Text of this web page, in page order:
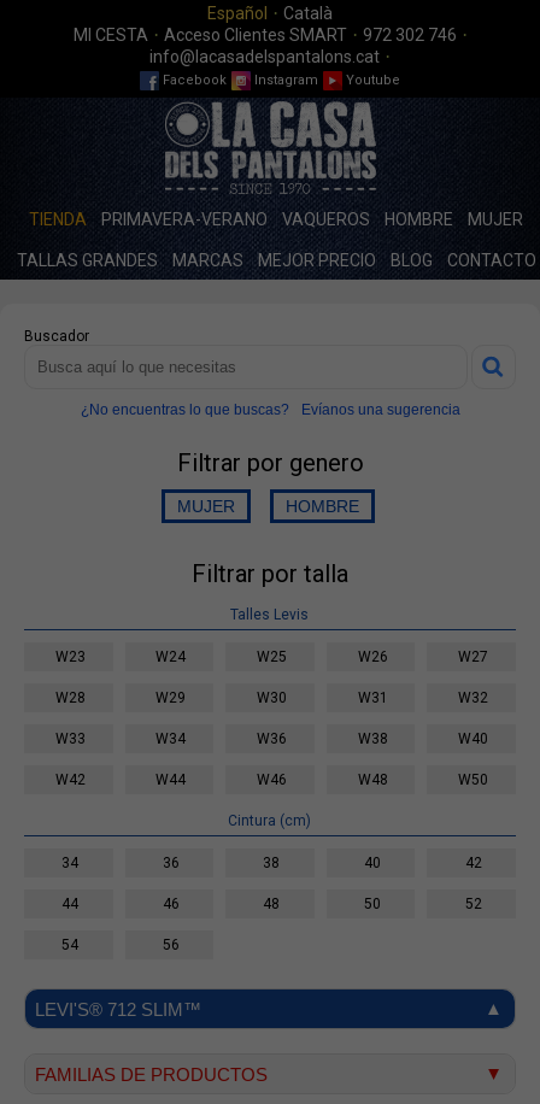
Español · Català
MI CESTA · Acceso Clientes SMART· 972 302 746 ·
info@lacasadelspantalons.cat ·
Facebook Instagram Youtube
TIENDA PRIMAVERA-VERANO VAQUEROS HOMBRE MUJER
TALLAS GRANDES MARCAS MEJOR PRECIO BLOG CONTACTO
Buscador
¿No encuentras lo que buscas? Evíanos una sugerencia
Filtrar por genero
Filtrar por talla
Talles Levis
W23 W24 W25 W26 W27
W28 W29 W30 W31 W32
W33 W34 W36 W38 W40
W42 W44 W46 W48 W50
Cintura (cm)
34 36 38 40 42
44 46 48 50 52
54 56
LEVI'S® 712 SLIM™
FAMILIAS DE PRODUCTOS